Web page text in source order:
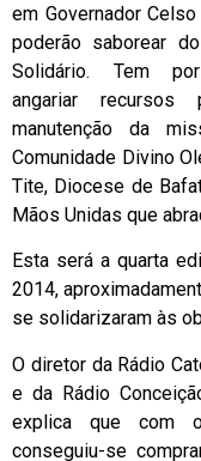
em Governador Celso
poderão saborear
Solidário. Tem
angariar recursos
manutenção da
Comunidade Divino
Tite, Diocese de
Mãos Unidas que
Esta será a quarta
2014,
se solidarizaram às
O diretor da Rádio
e da Rádio
explica que com
conseguiu-se